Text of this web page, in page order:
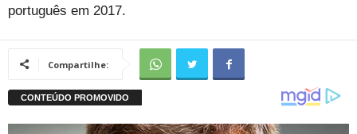
português em 2017.
Compartilhe: